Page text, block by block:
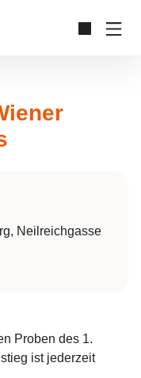
Neilreichgasse
Proben des 1.
ist jederzeit